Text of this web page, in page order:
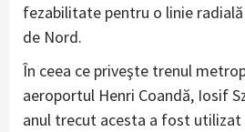
fezabilitate pentru o linie radială
de Nord.
În ceea ce priveşte trenul
aeroportul Henri Coandă, Iosif
anul trecut acesta a fost utilizat